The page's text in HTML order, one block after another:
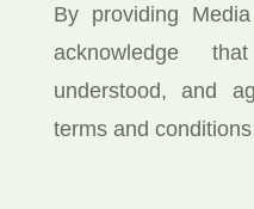
By providing
acknowledge
understood, and
terms and